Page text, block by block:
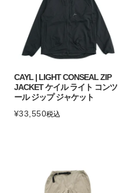
CAYL | LIGHT CONSEAL ZIP
JACKET ケイル ライト コンツ
ール ジップ ジャケット
¥33,550税込